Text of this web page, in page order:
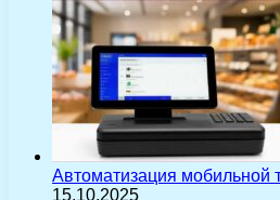
Автоматизация мобильной
15.10.2025